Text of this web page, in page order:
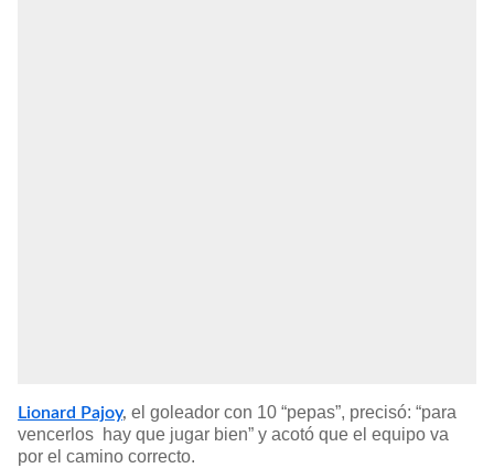
Lionard Pajoy, el goleador con 10 “pepas”, precisó: “para
vencerlos hay que jugar bien” y acotó que el equipo va
por el camino correcto.